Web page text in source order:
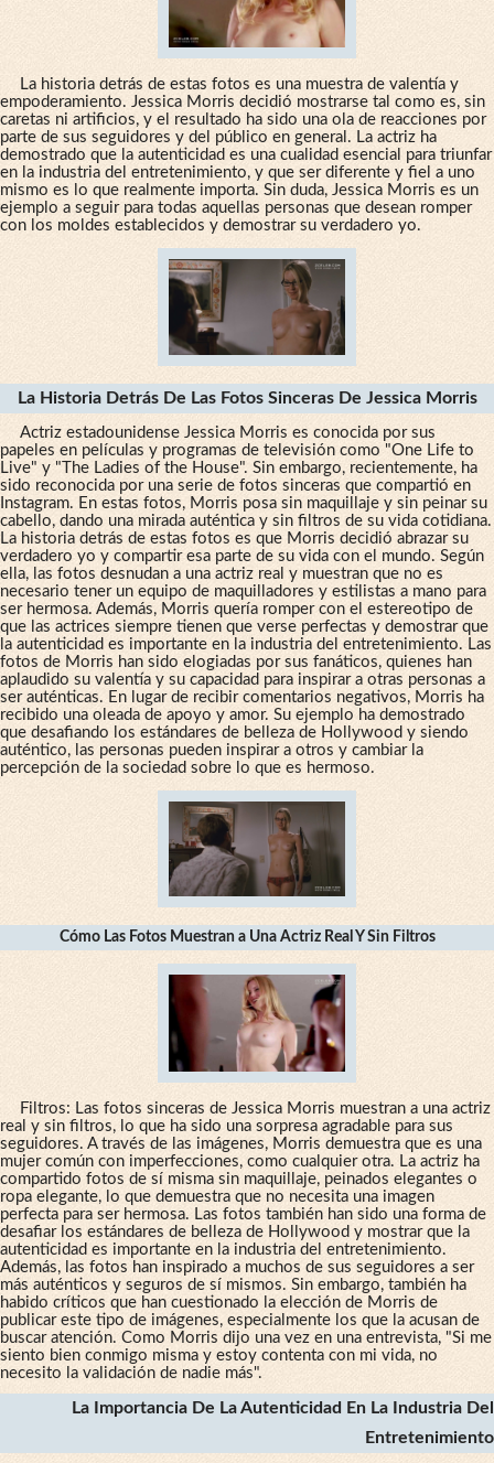
La historia detrás de estas fotos es una muestra de valentía y
empoderamiento. Jessica Morris decidió mostrarse tal como es, sin
caretas ni artificios, y el resultado ha sido una ola de reacciones por
parte de sus seguidores y del público en general. La actriz ha
demostrado que la autenticidad es una cualidad esencial para triunfar
en la industria del entretenimiento, y que ser diferente y fiel a uno
mismo es lo que realmente importa. Sin duda, Jessica Morris es un
ejemplo a seguir para todas aquellas personas que desean romper
con los moldes establecidos y demostrar su verdadero yo.
La Historia Detrás De Las Fotos Sinceras De Jessica Morris
Actriz estadounidense Jessica Morris es conocida por sus
papeles en películas y programas de televisión como "One Life to
Live" y "The Ladies of the House". Sin embargo, recientemente, ha
sido reconocida por una serie de fotos sinceras que compartió en
Instagram. En estas fotos, Morris posa sin maquillaje y sin peinar su
cabello, dando una mirada auténtica y sin filtros de su vida cotidiana.
La historia detrás de estas fotos es que Morris decidió abrazar su
verdadero yo y compartir esa parte de su vida con el mundo. Según
ella, las fotos desnudan a una actriz real y muestran que no es
necesario tener un equipo de maquilladores y estilistas a mano para
ser hermosa. Además, Morris quería romper con el estereotipo de
que las actrices siempre tienen que verse perfectas y demostrar que
la autenticidad es importante en la industria del entretenimiento. Las
fotos de Morris han sido elogiadas por sus fanáticos, quienes han
aplaudido su valentía y su capacidad para inspirar a otras personas a
ser auténticas. En lugar de recibir comentarios negativos, Morris ha
recibido una oleada de apoyo y amor. Su ejemplo ha demostrado
que desafiando los estándares de belleza de Hollywood y siendo
auténtico, las personas pueden inspirar a otros y cambiar la
percepción de la sociedad sobre lo que es hermoso.
Cómo Las Fotos Muestran a Una Actriz Real Y Sin Filtros
Filtros: Las fotos sinceras de Jessica Morris muestran a una actriz
real y sin filtros, lo que ha sido una sorpresa agradable para sus
seguidores. A través de las imágenes, Morris demuestra que es una
mujer común con imperfecciones, como cualquier otra. La actriz ha
compartido fotos de sí misma sin maquillaje, peinados elegantes o
ropa elegante, lo que demuestra que no necesita una imagen
perfecta para ser hermosa. Las fotos también han sido una forma de
desafiar los estándares de belleza de Hollywood y mostrar que la
autenticidad es importante en la industria del entretenimiento.
Además, las fotos han inspirado a muchos de sus seguidores a ser
más auténticos y seguros de sí mismos. Sin embargo, también ha
habido críticos que han cuestionado la elección de Morris de
publicar este tipo de imágenes, especialmente los que la acusan de
buscar atención. Como Morris dijo una vez en una entrevista, "Si me
siento bien conmigo misma y estoy contenta con mi vida, no
necesito la validación de nadie más".
La Importancia De La Autenticidad En La Industria Del
Entretenimiento